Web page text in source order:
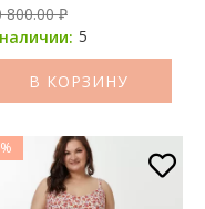
800.00 ₽
5
В КОРЗИНУ